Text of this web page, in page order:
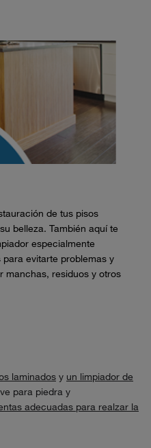
de tus pisos
belleza. También aquí te
especialmente
evitarte problemas y
manchas, residuos y otros
laminados y un limpiador de
para piedra y
adecuadas para realzar la